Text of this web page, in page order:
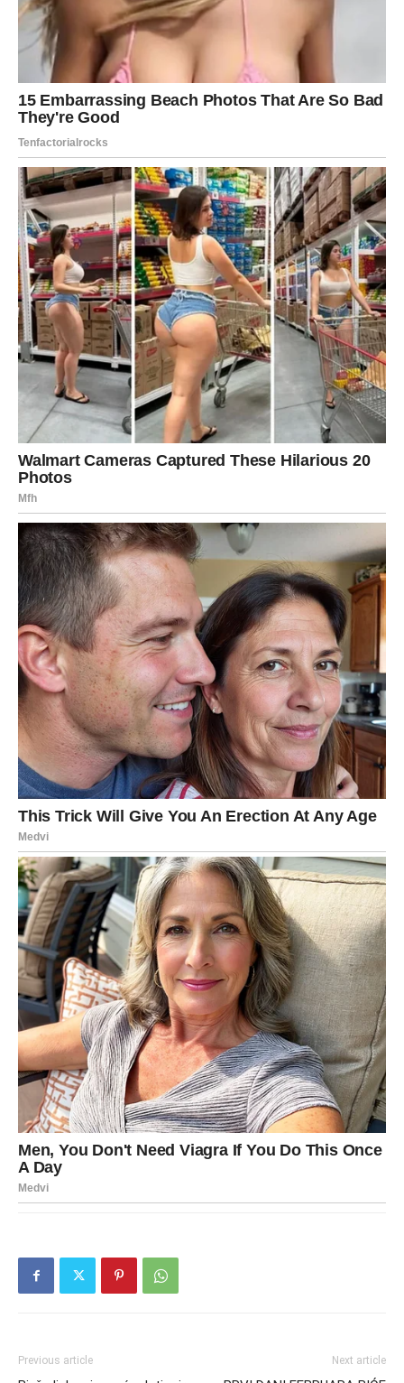
Previous article Next article